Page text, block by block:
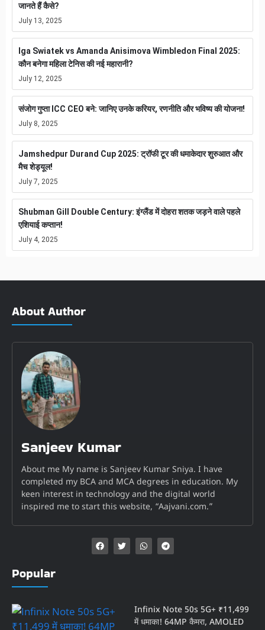
जानते हैं कैसे?
July 13, 2025
Iga Swiatek vs Amanda Anisimova Wimbledon Final 2025:
कौन बनेगा महिला टेनिस की नई महारानी?
July 12, 2025
संजोग गुप्ता ICC CEO बने: जानिए उनके करियर, रणनीति और भविष्य की योजना!
July 8, 2025
Jamshedpur Durand Cup 2025: ट्रॉफी टूर की धमाकेदार शुरुआत और
मैच शेड्यूल!
July 7, 2025
Shubman Gill Double Century: इंग्लैंड में दोहरा शतक जड़ने वाले पहले
एशियाई कप्तान!
July 4, 2025
About Author
Sanjeev Kumar
About me My name is Sanjeev Kumar Sniya. I have
completed my BCA and MCA degrees in education. My
keen interest in technology and the digital world
inspired me to start this website, “Aajvani.com.”
Popular
Infinix Note 50s 5G+ ₹11,499
में धमाका! 64MP कैमरा, AMOLED